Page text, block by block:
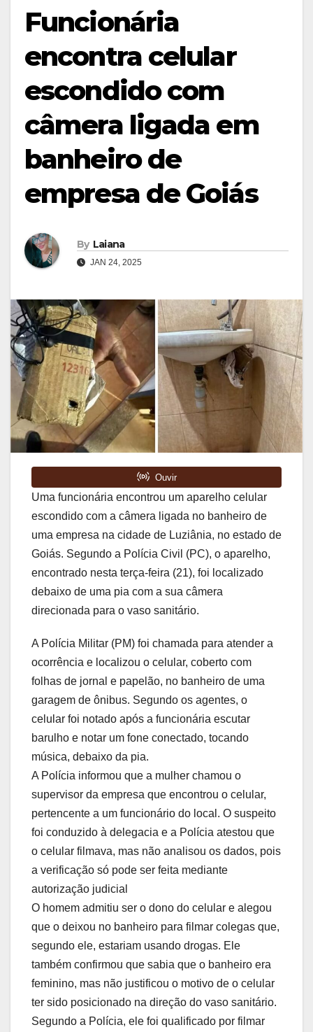
Funcionária
encontra celular
escondido com
câmera ligada em
banheiro de
empresa de Goiás
By Laiana
JAN 24, 2025
Uma funcionária encontrou um aparelho celular
escondido com a câmera ligada no banheiro de
uma empresa na cidade de Luziânia, no estado de
Goiás. Segundo a Polícia Civil (PC), o aparelho,
encontrado nesta terça-feira (21), foi localizado
debaixo de uma pia com a sua câmera
direcionada para o vaso sanitário.
A Polícia Militar (PM) foi chamada para atender a
ocorrência e localizou o celular, coberto com
folhas de jornal e papelão, no banheiro de uma
garagem de ônibus. Segundo os agentes, o
celular foi notado após a funcionária escutar
barulho e notar um fone conectado, tocando
música, debaixo da pia.
A Polícia informou que a mulher chamou o
supervisor da empresa que encontrou o celular,
pertencente a um funcionário do local. O suspeito
foi conduzido à delegacia e a Polícia atestou que
o celular filmava, mas não analisou os dados, pois
a verificação só pode ser feita mediante
autorização judicial
O homem admitiu ser o dono do celular e alegou
que o deixou no banheiro para filmar colegas que,
segundo ele, estariam usando drogas. Ele
também confirmou que sabia que o banheiro era
feminino, mas não justificou o motivo de o celular
ter sido posicionado na direção do vaso sanitário.
Segundo a Polícia, ele foi qualificado por filmar